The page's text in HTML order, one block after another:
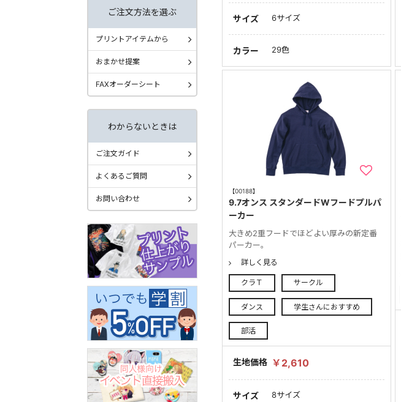
サイズ 6サイズ
カラー 29色
【00188】
9.7オンス スタンダードWフードプルパ
ーカー
大きめ2重フードでほどよい厚みの新定番
パーカー。
詳しく見る
クラＴ サークル
ダンス 学生さんにおすすめ
部活
生地価格 ￥2,610
サイズ 8サイズ
ご注文方法を選ぶ
プリントアイテムから
おまかせ提案
FAXオーダーシート
わからないときは
ご注文ガイド
よくあるご質問
お問い合わせ